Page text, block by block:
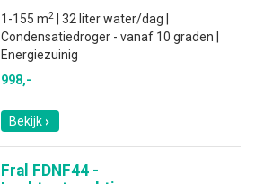
1-155 m2
| 32 liter water/dag |
Condensatiedroger - vanaf 10 graden |
Energiezuinig
998,-
Bekijk
Fral FDNF44 -